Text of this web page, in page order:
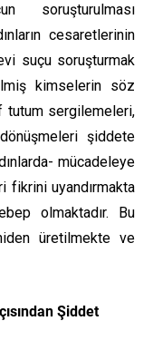
soruşturulması
cesaretlerinin
suçu soruşturmak
kimselerin söz
tutum sergilemeleri,
şiddete
mücadeleye
uyandırmakta
olmaktadır. Bu
üretilmekte ve
Şiddet